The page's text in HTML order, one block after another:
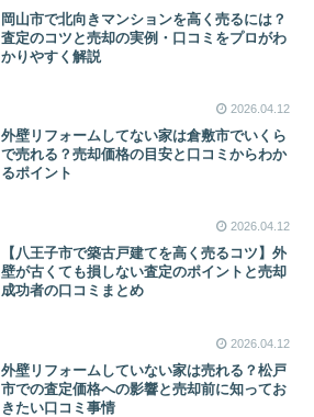
岡山市で北向きマンションを高く売るには？
査定のコツと売却の実例・口コミをプロがわ
かりやすく解説
2026.04.12
外壁リフォームしてない家は倉敷市でいくら
で売れる？売却価格の目安と口コミからわか
るポイント
2026.04.12
【八王子市で築古戸建てを高く売るコツ】外
壁が古くても損しない査定のポイントと売却
成功者の口コミまとめ
2026.04.12
外壁リフォームしていない家は売れる？松戸
市での査定価格への影響と売却前に知ってお
きたい口コミ事情